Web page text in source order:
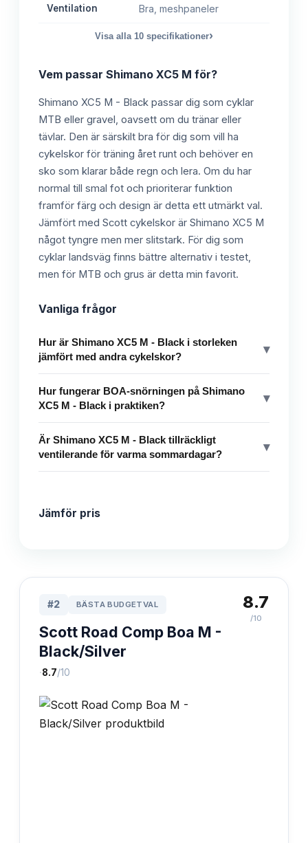
Ventilation Bra, meshpaneler
Visa alla 10 specifikationer›
Vem passar Shimano XC5 M för?
Shimano XC5 M - Black passar dig som cyklar
MTB eller gravel, oavsett om du tränar eller
tävlar. Den är särskilt bra för dig som vill ha
cykelskor för träning året runt och behöver en
sko som klarar både regn och lera. Om du har
normal till smal fot och prioriterar funktion
framför färg och design är detta ett utmärkt val.
Jämfört med Scott cykelskor är Shimano XC5 M
något tyngre men mer slitstark. För dig som
cyklar landsväg finns bättre alternativ i testet,
men för MTB och grus är detta min favorit.
Vanliga frågor
Hur är Shimano XC5 M - Black i storleken
jämfört med andra cykelskor?
▾
Hur fungerar BOA-snörningen på Shimano
XC5 M - Black i praktiken?
▾
Är Shimano XC5 M - Black tillräckligt
ventilerande för varma sommardagar?
▾
Jämför pris
#2 BÄSTA BUDGETVAL
Scott Road Comp Boa M -
Black/Silver
·8.7/10
8.7
/10